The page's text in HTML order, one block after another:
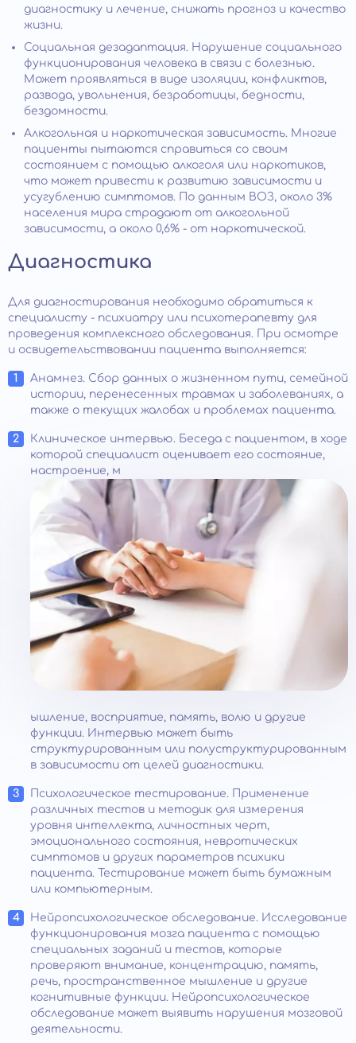
диагностику и лечение, снижать прогноз и качество
жизни.
Социальная дезадаптация. Нарушение социального
функционирования человека в связи с болезнью.
Может проявляться в виде изоляции, конфликтов,
развода, увольнения, безработицы, бедности,
бездомности.
Алкогольная и наркотическая зависимость. Многие
пациенты пытаются справиться со своим
состоянием с помощью алкоголя или наркотиков,
что может привести к развитию зависимости и
усугублению симптомов. По данным ВОЗ, около 3%
населения мира страдают от алкогольной
зависимости, а около 0,6% - от наркотической.
Диагностика
Для диагностирования необходимо обратиться к
специалисту - психиатру или психотерапевту для
проведения комплексного обследования. При осмотре
и освидетельствовании пациента выполняется:
Анамнез. Сбор данных о жизненном пути, семейной
истории, перенесенных травмах и заболеваниях, а
также о текущих жалобах и проблемах пациента.
Клиническое интервью. Беседа с пациентом, в ходе
которой специалист оценивает его состояние,
настроение, м
ышление, восприятие, память, волю и другие
функции. Интервью может быть
структурированным или полуструктурированным
в зависимости от целей диагностики.
Психологическое тестирование. Применение
различных тестов и методик для измерения
уровня интеллекта, личностных черт,
эмоционального состояния, невротических
симптомов и других параметров психики
пациента. Тестирование может быть бумажным
или компьютерным.
Нейропсихологическое обследование. Исследование
функционирования мозга пациента с помощью
специальных заданий и тестов, которые
проверяют внимание, концентрацию, память,
речь, пространственное мышление и другие
когнитивные функции. Нейропсихологическое
обследование может выявить нарушения мозговой
деятельности.